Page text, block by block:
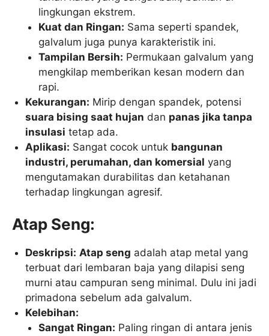
lingkungan ekstrem.
Kuat dan Ringan: Sama seperti spandek,
galvalum juga punya karakteristik ini.
Tampilan Bersih: Permukaan galvalum yang
mengkilap memberikan kesan modern dan
rapi.
Kekurangan: Mirip dengan spandek, potensi
suara bising saat hujan dan panas jika tanpa
insulasi tetap ada.
Aplikasi: Sangat cocok untuk bangunan
industri, perumahan, dan komersial yang
mengutamakan durabilitas dan ketahanan
terhadap lingkungan agresif.
Atap Seng:
Deskripsi: Atap seng adalah atap metal yang
terbuat dari lembaran baja yang dilapisi seng
murni atau campuran seng minimal. Dulu ini jadi
primadona sebelum ada galvalum.
Kelebihan:
Sangat Ringan: Paling ringan di antara jenis